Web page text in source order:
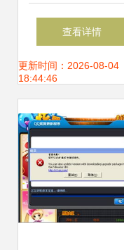
性审度特斯拉二
次“落沪”谜团与产
查看详情
更新时间：2026-08-04
18:44:46